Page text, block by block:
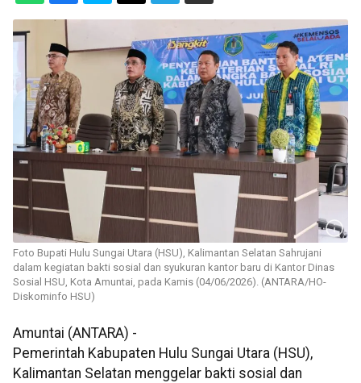
Foto Bupati Hulu Sungai Utara (HSU), Kalimantan Selatan Sahrujani
dalam kegiatan bakti sosial dan syukuran kantor baru di Kantor Dinas
Sosial HSU, Kota Amuntai, pada Kamis (04/06/2026). (ANTARA/HO-
Diskominfo HSU)
Amuntai (ANTARA) -
Pemerintah Kabupaten Hulu Sungai Utara (HSU),
Kalimantan Selatan menggelar bakti sosial dan